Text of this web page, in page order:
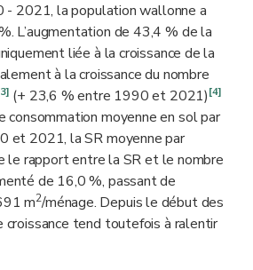
- 2021, la population wallonne a
L’augmentation de 43,4 % de la
liée à la croissance de la
à la croissance du nombre
(+ 23,6 % entre 1990 et 2021)[4]
consommation moyenne en sol par
et 2021, la SR moyenne par
le rapport entre la SR et le nombre
de 16,0 %, passant de
m2/ménage. Depuis le début des
tend toutefois à ralentir